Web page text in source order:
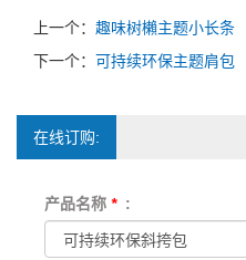
上一个： 趣味树櫴主题小长条
下一个： 可持续环保主题肩包
在线订购:
产品名称 * :